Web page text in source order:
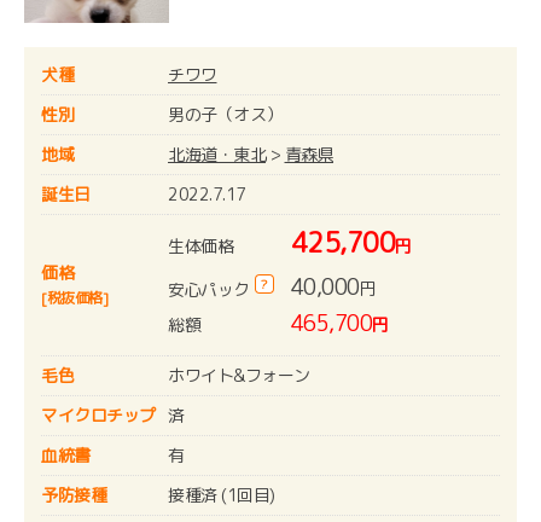
犬種
チワワ
性別
男の子（オス）
地域
北海道・東北> 青森県
誕生日
2022.7.17
価格
[税抜価格]
生体価格 425,700円
安心パック
? 40,000円
総額
465,700円
毛色
ホワイト&フォーン
マイクロチップ 済
血統書
有
予防接種
接種済 (1回目)